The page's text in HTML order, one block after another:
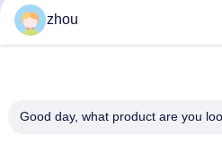
zhou
Good day, what product are you